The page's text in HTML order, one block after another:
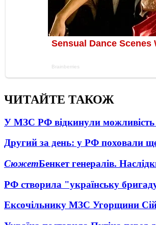
ЧИТАЙТЕ ТАКОЖ
У МЗС РФ відкинули можливість
Другий за день: у РФ поховали
СюжетБенкет генералів.
РФ створила "українську
Ексочільнику МЗС Угорщини